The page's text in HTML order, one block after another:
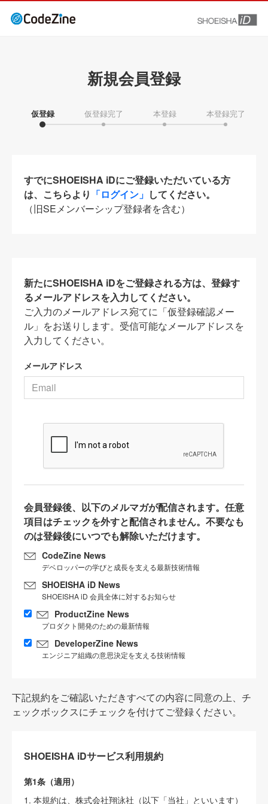
新規会員登録
仮登録 仮登録完了 本登録 本登録完了
すでにSHOEISHA iDにご登録いただいている方
は、こちらより 「ログイン」 してください。
（旧SEメンバーシップ登録者を含む）
新たにSHOEISHA iDをご登録される方は、登録す
るメールアドレスを入力してください。
ご入力のメールアドレス宛てに「仮登録確認メー
ル」をお送りします。受信可能なメールアドレスを
入力してください。
メールアドレス
会員登録後、以下のメルマガが配信されます。任意
項目はチェックを外すと配信されません。不要なも
のは登録後にいつでも解除いただけます。
CodeZine News
デベロッパーの学びと成長を支える最新技術情報
SHOEISHA iD News
SHOEISHA iD 会員全体に対するお知らせ
ProductZine News
プロダクト開発のための最新情報
DeveloperZine News
エンジニア組織の意思決定を支える技術情報
下記規約をご確認いただきすべての内容に同意の上、チ
ェックボックスにチェックを付けてご登録ください。
SHOEISHA iDサービス利用規約
第1条（適用）
1. 本規約は、株式会社翔泳社（以下「当社」といいます）